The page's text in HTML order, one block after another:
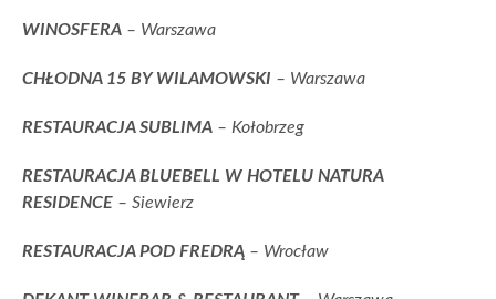
WINOSFERA – Warszawa
CHŁODNA 15 BY WILAMOWSKI – Warszawa
RESTAURACJA SUBLIMA – Kołobrzeg
RESTAURACJA BLUEBELL W HOTELU NATURA
RESIDENCE – Siewierz
RESTAURACJA POD FREDRĄ – Wrocław